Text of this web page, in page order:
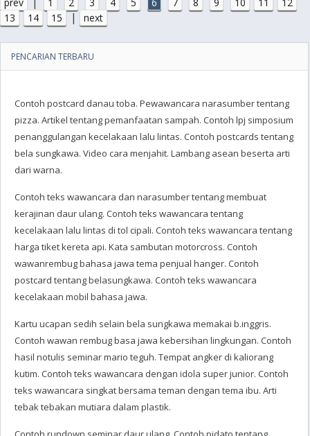
13
14 15 | next
PENCARIAN TERBARU
Contoh postcard danau toba. Pewawancara narasumber tentang
pizza. Artikel tentang pemanfaatan sampah. Contoh lpj simposium
penanggulangan kecelakaan lalu lintas. Contoh postcards tentang
bela sungkawa. Video cara menjahit. Lambang asean beserta arti
dari warna.
Contoh teks wawancara dan narasumber tentang membuat
kerajinan daur ulang. Contoh teks wawancara tentang
kecelakaan lalu lintas di tol cipali. Contoh teks wawancara tentang
harga tiket kereta api. Kata sambutan motorcross. Contoh
wawanrembug bahasa jawa tema penjual hanger. Contoh
postcard tentang belasungkawa. Contoh teks wawancara
kecelakaan mobil bahasa jawa.
Kartu ucapan sedih selain bela sungkawa memakai b.inggris.
Contoh wawan rembug basa jawa kebersihan lingkungan. Contoh
hasil notulis seminar mario teguh. Tempat angker di kaliorang
kutim. Contoh teks wawancara dengan idola super junior. Contoh
teks wawancara singkat bersama teman dengan tema ibu. Arti
tebak tebakan mutiara dalam plastik.